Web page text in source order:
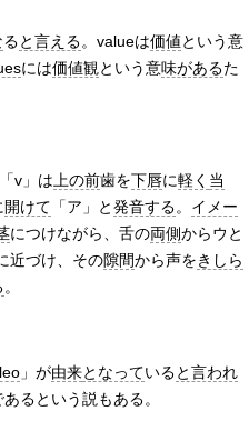
ると言える。valueは価値という意
には価値観 という意味があるた
v」は 上の前歯を下唇に軽く 当
開けて 「ア」と発音する。 イメー
につけながら、舌の両側からウと
近づけ、その隙間から声をきしら
。
」が由来となっていると言われ
あるという説もある。